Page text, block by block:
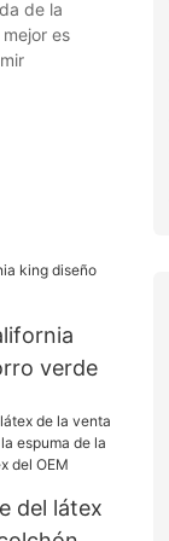
de la
es
verde
del látex